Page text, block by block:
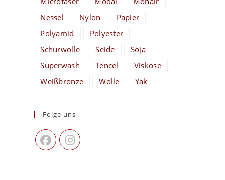
Nessel
Nylon
Papier
Polyamid
Polyester
Schurwolle
Seide
Soja
Superwash
Tencel
Viskose
Weißbronze
Wolle Yak
Folge uns